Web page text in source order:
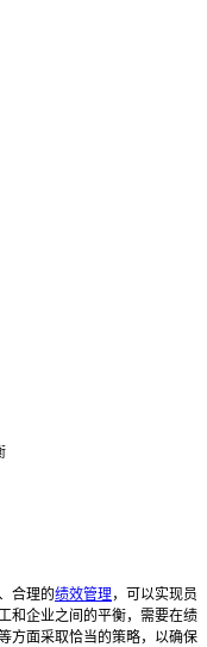
合理的绩效管理，可以实现员
和企业之间的平衡，需要在绩
方面采取恰当的策略，以确保